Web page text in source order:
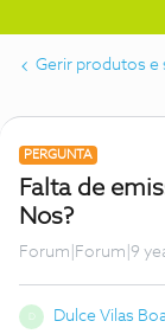
Gerir produtos e
PERGUNTA
Falta de
Nos?
Forum|Forum|9
Dulce Vilas